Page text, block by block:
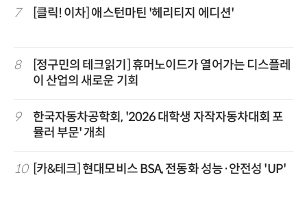
7 [클릭! 이차] 애스턴마틴 '헤리티지 에디션'
8
[정구민의 테크읽기] 휴머노이드가 열어가는 디스플레
이 산업의 새로운 기회
9
한국자동차공학회, '2026 대학생 자작자동차대회 포
뮬러 부문' 개최
10 [카&테크] 현대모비스 BSA, 전동화 성능·안전성 'UP'